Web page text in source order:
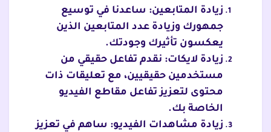
زيادة المتابعين: ساعدنا في توسيع
جمهورك وزيادة عدد المتابعين الذين
يعكسون تأثيرك وجودتك.
زيادة لايكات: نقدم تفاعل حقيقي من
مستخدمين حقيقيين، مع تعليقات ذات
محتوى لتعزيز تفاعل مقاطع الفيديو
الخاصة بك.
زيادة مشاهدات الفيديو: ساهم في تعزيز